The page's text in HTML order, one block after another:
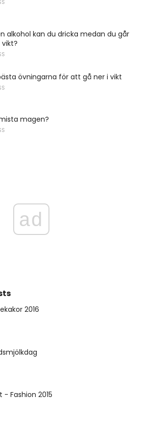
alkohol kan du dricka medan du går
övningarna för att gå ner i vikt
magen?
ad
2016
- Fashion 2015